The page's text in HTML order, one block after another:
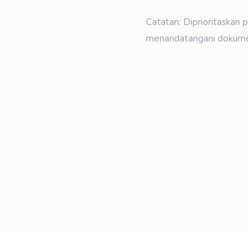
Catatan: Diprioritaskan
menandatangani